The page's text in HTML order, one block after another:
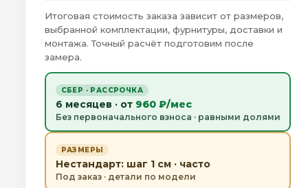
Итоговая стоимость заказа зависит от размеров,
выбранной комплектации, фурнитуры, доставки и
монтажа. Точный расчёт подготовим после
замера.
СБЕР · РАССРОЧКА
6 месяцев · от 960 ₽/мес
Без первоначального взноса · равными долями
РАЗМЕРЫ
Нестандарт: шаг 1 см · часто
Под заказ · детали по модели